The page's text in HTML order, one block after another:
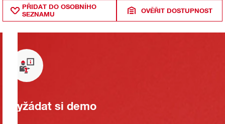
PŘIDAT DO OSOBNÍHO
SEZNAMU
OVĚŘIT DOSTUPNOST
Vyžádat si demo